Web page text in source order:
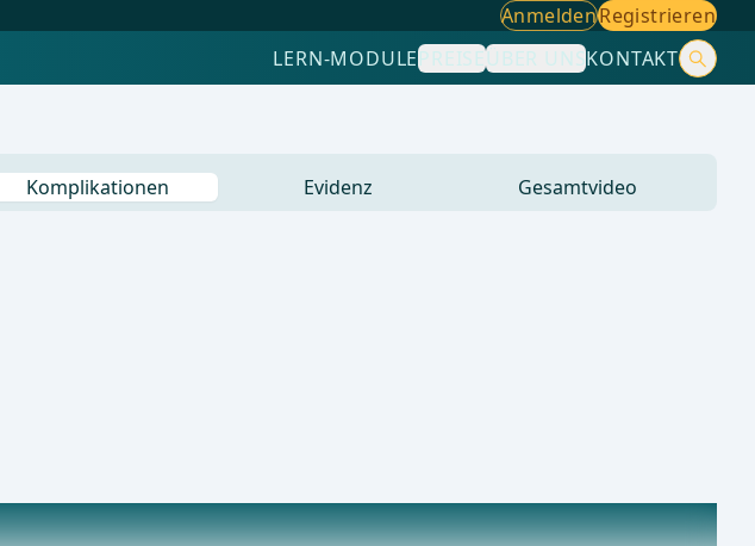
AnmeldenRegistrieren
LERN-MODULEPREISEÜBER UNSKONTAKT
Komplikationen Evidenz Gesamtvideo